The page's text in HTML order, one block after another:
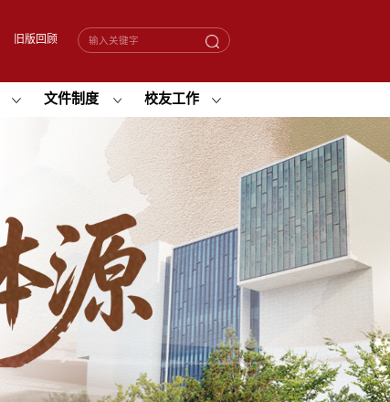
旧版回顾
文件制度 校友工作